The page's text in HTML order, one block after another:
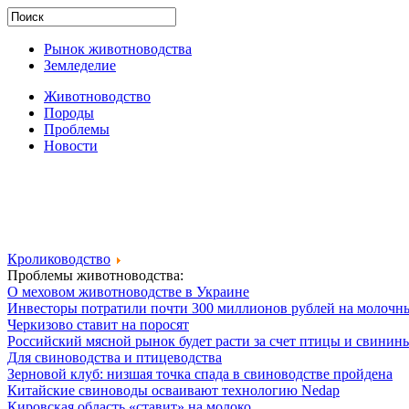
Рынок животноводства
Земледелие
Животноводство
Породы
Проблемы
Новости
Кролиководство
Проблемы животноводства:
О меховом животноводстве в Украине
Инвесторы потратили почти 300 миллионов рублей на
Черкизово ставит на поросят
Российский мясной рынок будет расти за счет птицы и
Для свиноводства и птицеводства
Зерновой клуб: низшая точка спада в свиноводстве пройдена
Китайские свиноводы осваивают технологию Nedap